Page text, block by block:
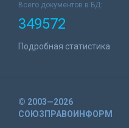
Всего документов в БД:
349572
Подробная статистика
© 2003—2026
СОЮЗПРАВОИНФОРМ